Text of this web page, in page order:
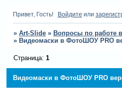
Привет, Гость! Войдите или
» Art-Slide » Вопросы по работе
» Видеомаски в ФотоШОУ PRO
Видеомаски в ФотоШОУ PRO
Страница: 1